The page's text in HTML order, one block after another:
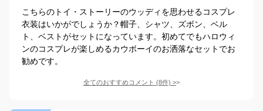
こちらのトイ・ストーリーのウッディを思わせるコスプレ
衣装はいかがでしょうか？帽子、シャツ、ズボン、ベル
ト、ベストがセットになっています。初めてでもハロウィ
ンのコスプレが楽しめるカウボーイのお洒落なセットでお
勧めです。
全てのおすすめコメント (8件) >